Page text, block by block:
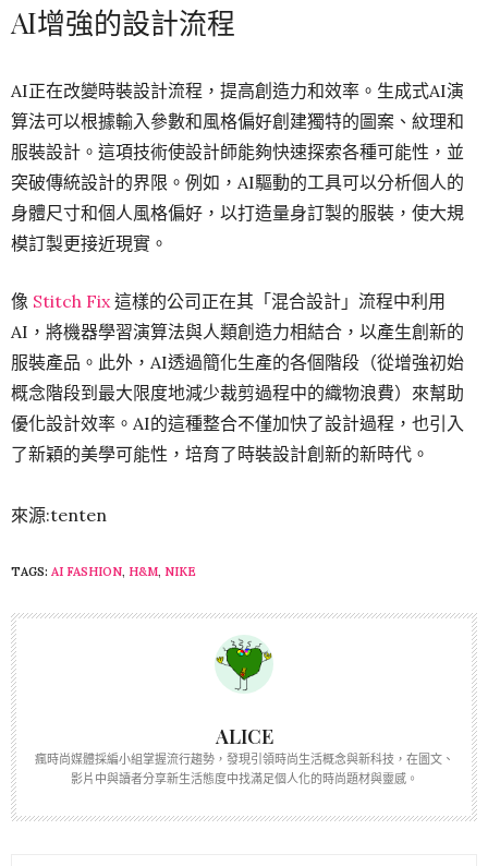
AI增強的設計流程
AI正在改變時裝設計流程，提高創造力和效率。生成式AI演
算法可以根據輸入參數和風格偏好創建獨特的圖案、紋理和
服裝設計。這項技術使設計師能夠快速探索各種可能性，並
突破傳統設計的界限。例如，AI驅動的工具可以分析個人的
身體尺寸和個人風格偏好，以打造量身訂製的服裝，使大規
模訂製更接近現實。
像 Stitch Fix 這樣的公司正在其「混合設計」流程中利用
AI，將機器學習演算法與人類創造力相結合，以產生創新的
服裝產品。此外，AI透過簡化生產的各個階段（從增強初始
概念階段到最大限度地減少裁剪過程中的織物浪費）來幫助
優化設計效率。AI的這種整合不僅加快了設計過程，也引入
了新穎的美學可能性，培育了時裝設計創新的新時代。
來源:tenten
TAGS: AI FASHION, H&M, NIKE
ALICE
瘋時尚媒體採編小組掌握流行趨勢，發現引領時尚生活概念與新科技，在圖文、
影片中與讀者分享新生活態度中找滿足個人化的時尚題材與靈感。